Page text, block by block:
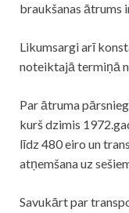
braukšanas ātrums
Likumsargi arī
noteiktajā termiņā
Par ātruma
kurš dzimis
līdz 480 eiro un
atņemšana uz
Savukārt par